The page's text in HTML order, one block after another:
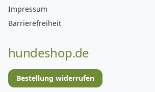
Impressum
Barrierefreiheit
hundeshop.de
Bestellung widerrufen